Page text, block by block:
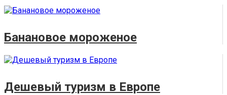
Банановое мороженое
Дешевый туризм в Европе